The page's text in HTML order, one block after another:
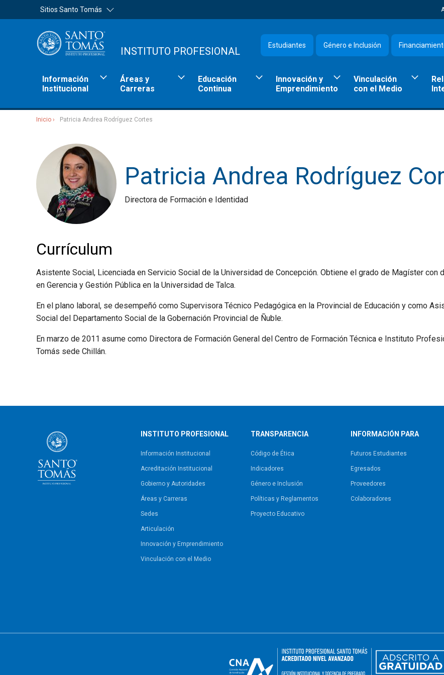
Sitios Santo Tomás
Estudiantes Género e Inclusión
INSTITUTO PROFESIONAL
Información
Institucional
Áreas y
Carreras
Educación
Continua
Innovación y
Emprendimiento
Vinculación
con el Medio
Inicio Patricia Andrea Rodríguez Cortes
Patricia Andrea Rodríguez
Directora de Formación e Identidad
Currículum
Asistente Social, Licenciada en Servicio Social de la Universidad de Concepción. Obtiene el grado de Magíster con
en Gerencia y Gestión Pública en la Universidad de Talca.
En el plano laboral, se desempeñó como Supervisora Técnico Pedagógica en la Provincial de Educación y como
Social del Departamento Social de la Gobernación Provincial de Ñuble.
En marzo de 2011 asume como Directora de Formación General del Centro de Formación Técnica e Instituto
Tomás sede Chillán.
INSTITUTO PROFESIONAL
Información Institucional
Acreditación Institucional
Gobierno y Autoridades​
Áreas y Carreras
Sedes
Articulación
Innovación y Emprendimiento
Vinculación con el Medio
TRANSPARENCIA
Código de Ética
Indicadores
Género e Inclusión
Políticas y Reglamentos​
Proyecto Educativo
INFORMACIÓN PARA
Futuros Estudiantes
Egresados
Proveedores
Colaboradores